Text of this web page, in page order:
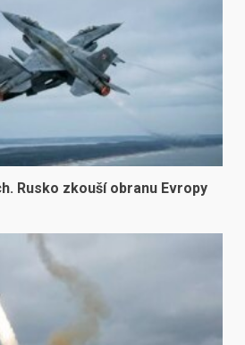
Rusko zkouší obranu Evropy